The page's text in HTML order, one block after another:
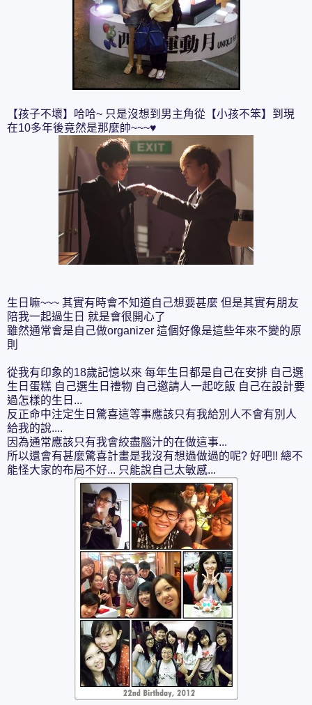
【孩子不壞】哈哈~ 只是沒想到男主角從【小孩不笨】到現
在10多年後竟然是那麼帥~~~♥
生日嘛~~~ 其實有時會不知道自己想要甚麼 但是其實有朋友
陪我一起過生日 就是會很開心了
雖然通常會是自己做organizer 這個好像是這些年來不變的原
則
從我有印象的18歲記憶以來 每年生日都是自己在安排 自己選
生日蛋糕 自己選生日禮物 自己邀請人一起吃飯 自己在設計要
過怎樣的生日...
反正命中注定生日驚喜這等事應該只有我給別人不會有別人
給我的說....
因為通常應該只有我會絞盡腦汁的在做這事...
所以還會有甚麼驚喜計畫是我沒有想過做過的呢? 好吧!! 總不
能怪大家的布局不好... 只能說自己太敏感...